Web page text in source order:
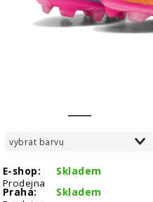
vybrat barvu
E-shop:
Skladem
Prodejna
Praha:
Skladem